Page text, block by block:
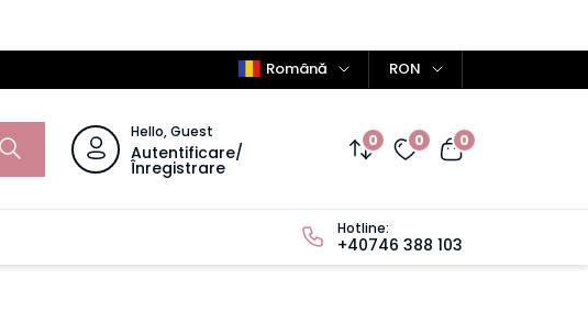
Română RON
Hello, Guest
Autentificare/
Înregistrare
0 0 0
Hotline:
+40746 388 103